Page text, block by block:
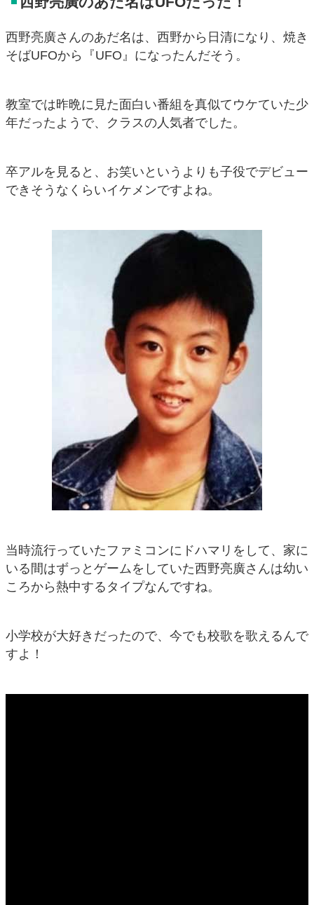
西野亮廣さんのあだ名は、西野から日清になり、焼き
そばUFOから『UFO』になったんだそう。
教室では昨晩に見た面白い番組を真似てウケていた少
年だったようで、クラスの人気者でした。
卒アルを見ると、お笑いというよりも子役でデビュー
できそうなくらいイケメンですよね。
当時流行っていたファミコンにドハマリをして、家に
いる間はずっとゲームをしていた西野亮廣さんは幼い
ころから熱中するタイプなんですね。
小学校が大好きだったので、今でも校歌を歌えるんで
すよ！